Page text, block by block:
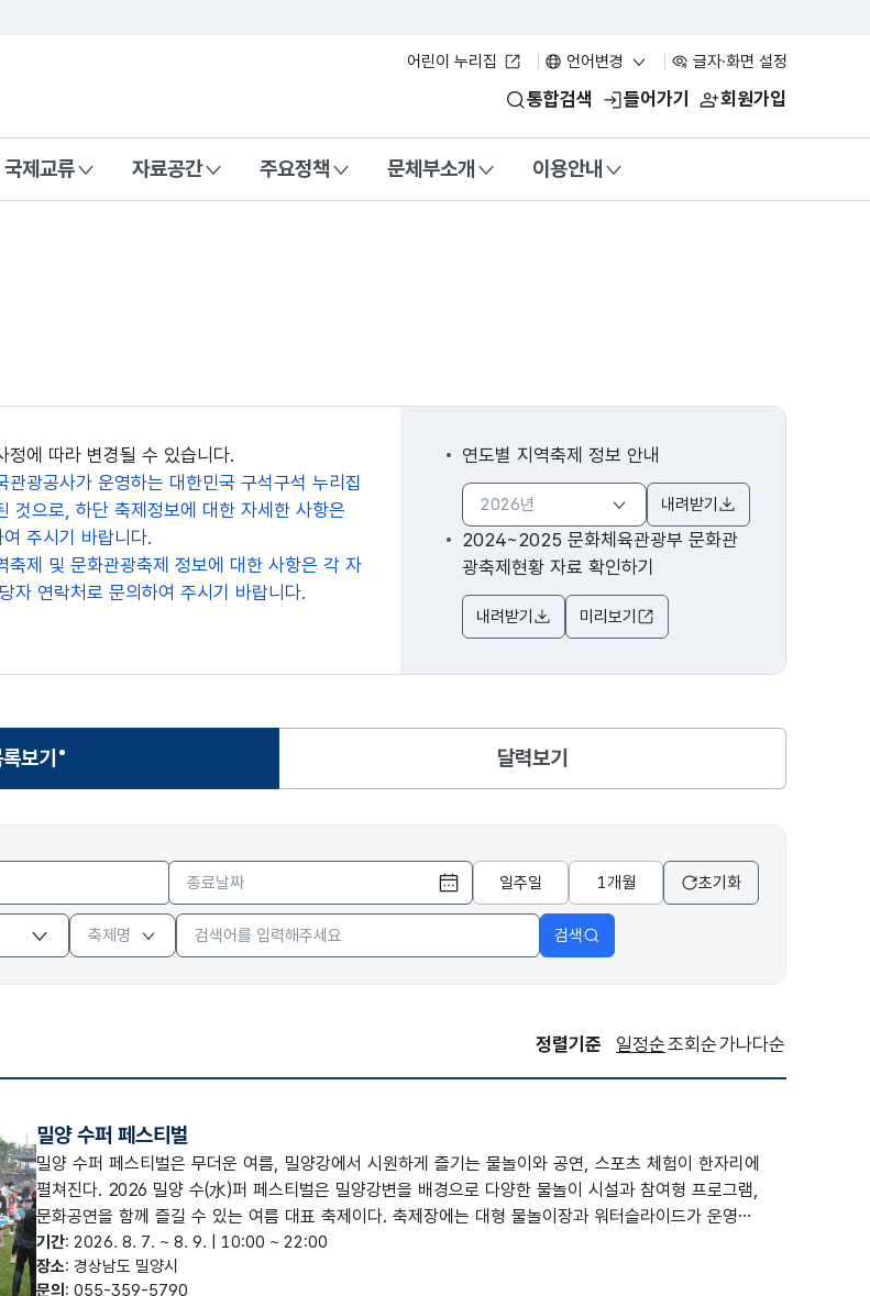
어린이 누리집 언어변경 글자·화면 설정
행복한 대한민국 통합검색 들어가기 회원가입
국제교류 자료공간 주요정책 문체부소개 이용안내
정에 따라 변경될 수 있습니다.
관광공사가 운영하는 대한민국 구석구석 누리집
것으로, 하단 축제정보에 대한 자세한 사항은
주시기 바랍니다.
축제 및 문화관광축제 정보에 대한 사항은 각 자
자 연락처로 문의하여 주시기 바랍니다.
연도별 지역축제 정보 안내
내려받기
2024~2025 문화체육관광부 문화관
광축제현황 자료 확인하기
내려받기 미리보기
보기
선택됨
달력보기
달력 열기
일주일 1개월 초기화
검색대상
검색
정렬기준
일정순조회순가나다순
밀양 수퍼 페스티벌
밀양 수퍼 페스티벌은 무더운 여름, 밀양강에서 시원하게 즐기는 물놀이와 공연, 스포츠 체험이 한자리에
펼쳐진다. 2026 밀양 수(水)퍼 페스티벌은 밀양강변을 배경으로 다양한 물놀이 시설과 참여형 프로그램,
문화공연을 함께 즐길 수 있는 여름 대표 축제이다. 축제장에는 대형 물놀이장과 워터슬라이드가 운영되
며, 수상자전거와 페달보트 등 수상 체험 프로그램을 통해 밀양강의 매력을 색다르게 경험할 수 있다. 또
한 수퍼 챌린지 레이스, 수퍼대첨 등 남녀노소 누구나 참여할 수 있는 체험 프로그램이 마련된다. 저녁에
기간: 2026. 8. 7. ~ 8. 9. | 10:00 ~ 22:00
장소: 경상남도 밀양시
문의 : 055-359-5790